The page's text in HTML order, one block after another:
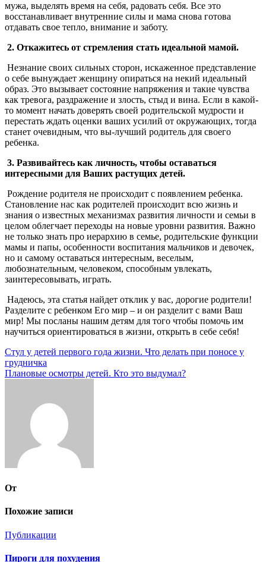
мужа, выделять время на себя, радовать себя. Все это
восстанавливает внутренние силы и мама снова готова
отдавать свое тепло, внимание и заботу.
2. Откажитесь от стремления стать идеальной мамой.
Незнание своих сильных сторон, искаженное представление
о себе вынуждает женщину опираться на некий идеальный
образ. Это вызывает состояние напряжения и такие чувства
как тревога, раздражение и злость, стыд и вина. Если в какой-
то момент начать доверять своей родительской мудрости и
перестать ждать оценки ваших усилий от окружающих, тогда
станет очевидным, что вы-лучший родитель для своего
ребенка.
3. Развивайтесь как личность, чтобы оставаться
интересными для Ваших растущих детей.
Рождение родителя не происходит с появлением ребенка.
Становление нас как родителей происходит всю жизнь и
знания о известных механизмах развития личности и семьи в
целом облегчает переходы на новые уровни развития. Важно
не только знать про иерархию в семье, родительские функции
мамы и папы, особенности воспитания мальчиков и девочек,
но и самому оставаться интересным, веселым,
любознательным, человеком, способным увлекать,
заинтересовывать, играть.
Надеюсь, эта статья найдет отклик у вас, дорогие родители!
Разделите с ребенком Его мир – и он разделит с вами Ваш
мир! Мы посланы нашим детям для того чтобы помочь им
научиться ориентироваться в жизни, открыть в себе себя!
Навигация
по
Стул у детей первого года жизни. Что делать при поносе у
грудничка
Плановые осмотры детей. Кто это выдумал?
От
Похожие записи
Публикации
Пироги для похудения